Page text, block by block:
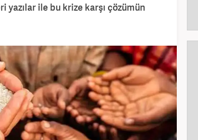
yazılar ile bu krize karşı çözümün